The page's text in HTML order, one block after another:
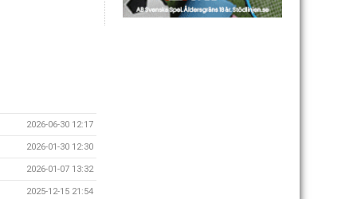
2026-06-30 12:17
2026-01-30 12:30
2026-01-07 13:32
2025-12-15 21:54